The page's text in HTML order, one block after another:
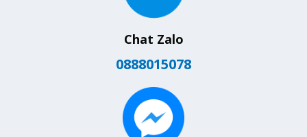
Chat Zalo
0888015078